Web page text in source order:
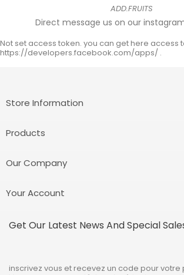
ADD.FRUITS
Direct message us on our
Not set access token. you can get here access
https://developers.facebook.com/apps/ .
Store Information
Products
Our Company
Your Account
Get Our Latest News And Special
inscrivez vous et recevez un code pour